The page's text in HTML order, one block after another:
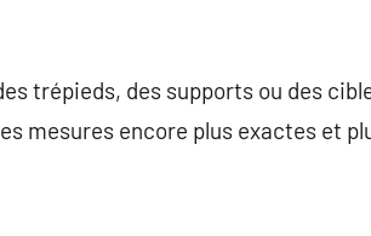
trépieds, des supports ou des
mesures encore plus exactes et